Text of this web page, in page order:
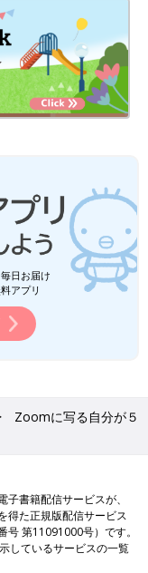
日お届け
アプリ
Zoomに写る自分が５
書籍配信サービスが、
得た正規版配信サービス
第11091000号）です。
しているサービスの一覧